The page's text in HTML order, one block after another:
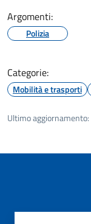
Argomenti:
Polizia
Categorie:
Mobilità e trasporti
Ultimo aggiornamento: